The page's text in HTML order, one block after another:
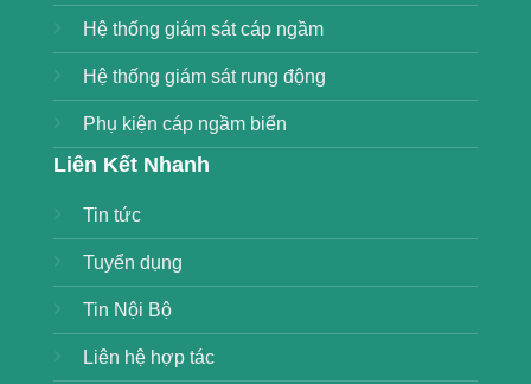
Hệ thống giám sát cáp ngầm
Hệ thống giám sát rung động
Phụ kiện cáp ngầm biển
Liên Kết Nhanh
Tin tức
Tuyển dụng
Tin Nội Bộ
Liên hệ hợp tác